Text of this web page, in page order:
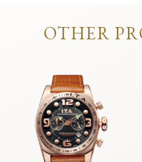
OTHER